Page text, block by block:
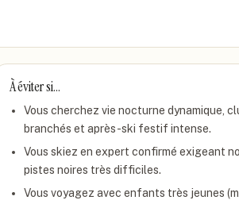
À éviter si…
Vous cherchez vie nocturne dynamique,
branchés et après-ski festif intense.
Vous skiez en expert confirmé exigeant
pistes noires très difficiles.
Vous voyagez avec enfants très jeunes